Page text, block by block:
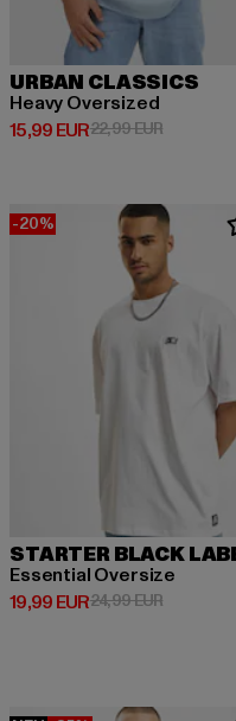
URBAN CLASSICS
Heavy Oversized
15,99 EUR
Derzeitiger Preis: 15,99 EUR
22,99 EUR
-20%
STARTER BLACK
Essential Oversize
19,99 EUR
Derzeitiger Preis: 19,99 EUR
24,99 EUR